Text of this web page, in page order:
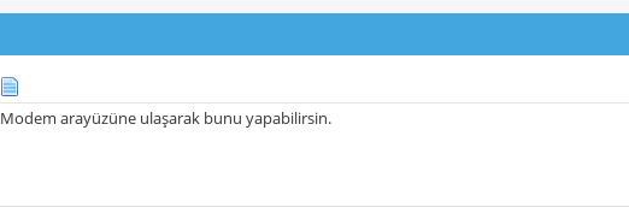
Modem arayüzüne ulaşarak bunu yapabilirsin.